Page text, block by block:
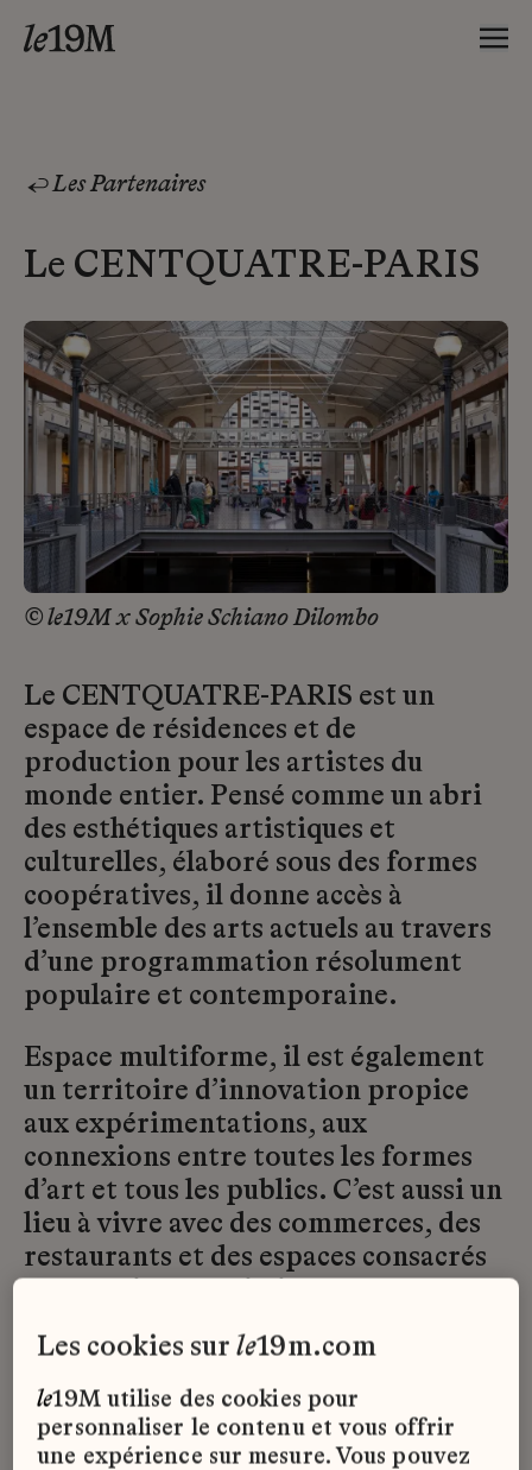
Les Partenaires
Le CENTQUATRE-PARIS
© le19M x Sophie Schiano Dilombo
Le CENTQUATRE-PARIS est un
espace de résidences et de
production pour les artistes du
monde entier. Pensé comme un abri
des esthétiques artistiques et
culturelles, élaboré sous des formes
coopératives, il donne accès à
l’ensemble des arts actuels au travers
d’une programmation résolument
populaire et contemporaine.
Espace multiforme, il est également
un territoire d’innovation propice
aux expérimentations, aux
connexions entre toutes les formes
d’art et tous les publics. C’est aussi un
lieu à vivre avec des commerces, des
restaurants et des espaces consacrés
Le CENTQUATRE-PARIS, via son
équipe 104ingénierie, propose son
expertise unique dans le champ
les cookies surle19m.com
le19M utilise des cookies pour
personnaliser le contenu et vous offrir
une expérience sur mesure. Vous pouvez